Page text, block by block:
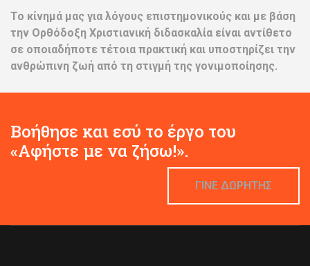
Το κίνημά μας για λόγους επιστημονικούς και με βάση
την Ορθόδοξη Χριστιανική διδασκαλία είναι αντίθετο
σε οποιαδήποτε τέτοια πρακτική και υποστηρίζει την
ανθρώπινη ζωή από τη στιγμή της γονιμοποίησης.
Βοήθησε και εσύ το έργο του
«Αφήστε με να ζήσω!».
ΓΙΝΕ ΔΩΡΗΤΗΣ